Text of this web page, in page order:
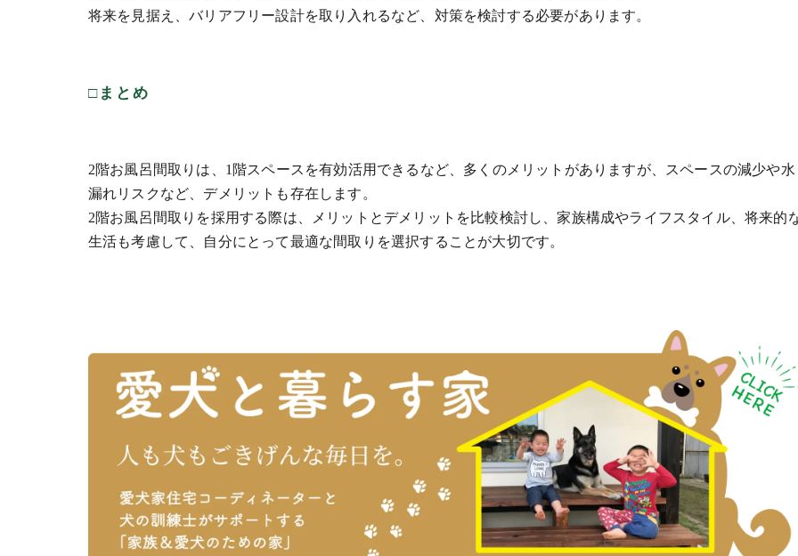
将来を見据え、バリアフリー設計を取り入れるなど、対策を検討する必要があります。
□まとめ
2階お風呂間取りは、1階スペースを有効活用できるなど、多くのメリットがありますが、スペースの減少や水
漏れリスクなど、デメリットも存在します。
2階お風呂間取りを採用する際は、メリットとデメリットを比較検討し、家族構成やライフスタイル、将来的
生活も考慮して、自分にとって最適な間取りを選択することが大切です。